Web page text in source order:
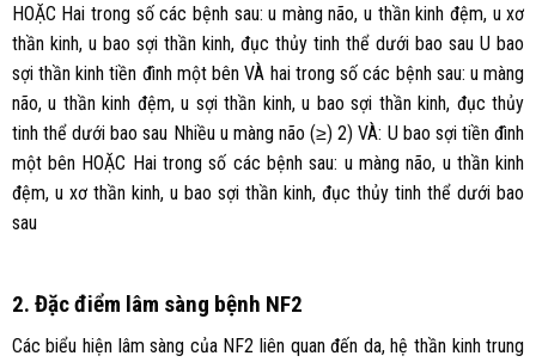
HOẶC Hai trong số các bệnh sau: u màng não, u thần kinh đệm, u xơ
thần kinh, u bao sợi thần kinh, đục thủy tinh thể dưới bao sau U bao
sợi thần kinh tiền đình một bên VÀ hai trong số các bệnh sau: u màng
não, u thần kinh đệm, u sợi thần kinh, u bao sợi thần kinh, đục thủy
tinh thể dưới bao sau Nhiều u màng não (≥) 2) VÀ: U bao sợi tiền đình
một bên HOẶC Hai trong số các bệnh sau: u màng não, u thần kinh
đệm, u xơ thần kinh, u bao sợi thần kinh, đục thủy tinh thể dưới bao
sau
2. Đặc điểm lâm sàng bệnh NF2
Các biểu hiện lâm sàng của NF2 liên quan đến da, hệ thần kinh trung